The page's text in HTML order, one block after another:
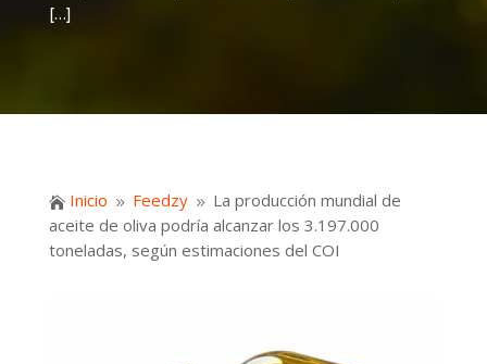
[…]
 Inicio 9 Feedzy 9 La producción mundial de
aceite de oliva podría alcanzar los 3.197.000
toneladas, según estimaciones del COI